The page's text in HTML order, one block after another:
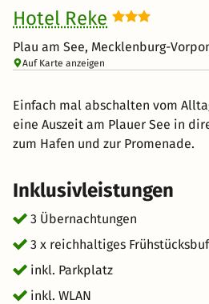
Hotel Reke
Plau am See, Mecklenburg-
Auf Karte anzeigen
Einfach mal abschalten vom
eine Auszeit am Plauer See in
zum Hafen und zur Promenade.
Inklusivleistungen
3 Übernachtungen
3 x reichhaltiges
inkl. Parkplatz
inkl. WLAN